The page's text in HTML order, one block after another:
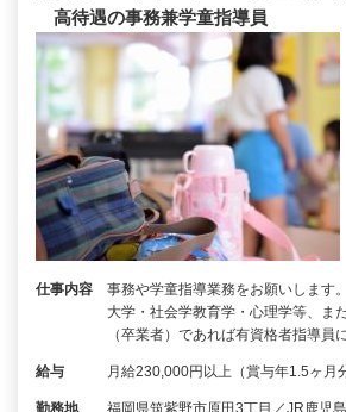
高待遇の事務兼学童指導員
仕事内容
事務や学童指導業務をお願いします
大学・社会学教育学・心理学等、ま
（卒業者）であれば有資格者指導員
給与 月給230,000円以上（賞与年1.5ヶ月
勤務地
福岡県筑紫野市原田3丁目／JR鹿児